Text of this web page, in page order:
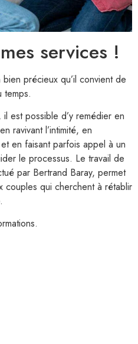
services !
bien précieux qu’il convient de
est possible d’y remédier en
ravivant l’intimité, en
en faisant parfois appel à un
le processus. Le travail de
par Bertrand Baray, permet
couples qui cherchent à rétablir